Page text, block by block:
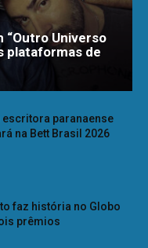
“Outro Universo
plataformas de
escritora paranaense
na Bett Brasil 2026
faz história no Globo
prêmios